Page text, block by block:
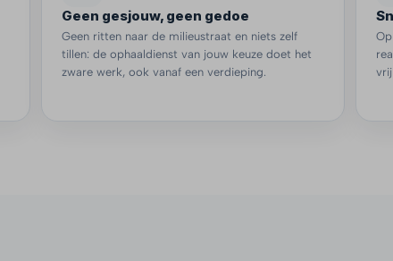
Geen gesjouw, geen gedoe
Geen ritten naar de milieustraat en niets zelf
tillen: de ophaaldienst van jouw keuze doet het
zware werk, ook vanaf een verdieping.